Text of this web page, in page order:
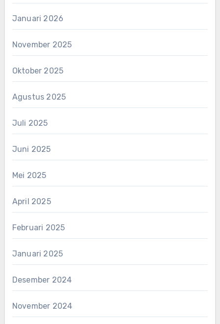
Januari 2026
November 2025
Oktober 2025
Agustus 2025
Juli 2025
Juni 2025
Mei 2025
April 2025
Februari 2025
Januari 2025
Desember 2024
November 2024